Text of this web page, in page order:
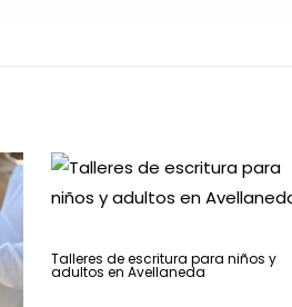
Talleres de escritura para niños y
adultos en Avellaneda